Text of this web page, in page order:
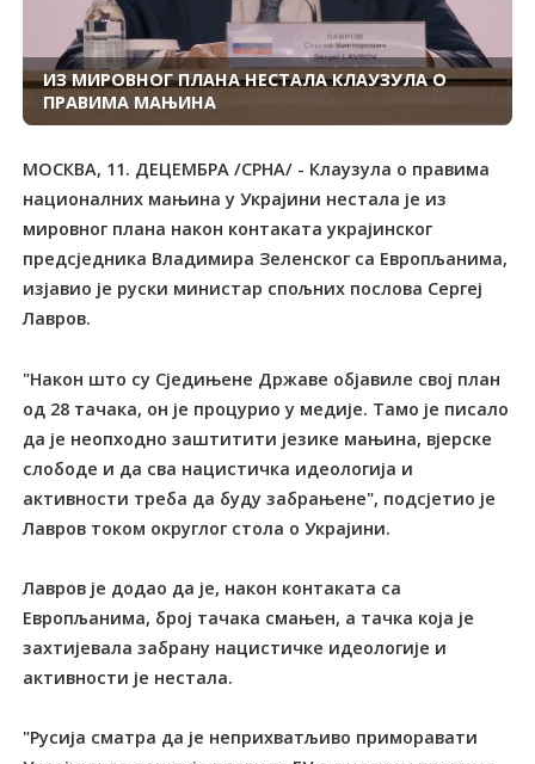
ИЗ МИРОВНОГ ПЛАНА НЕСТАЛА КЛАУЗУЛА О
ПРАВИМА МАЊИНА
МОСКВА, 11. ДЕЦЕМБРА /СРНА/ - Клаузула о правима
националних мањина у Украјини нестала је из
мировног плана након контаката украјинског
предсједника Владимира Зеленског са Европљанима,
изјавио је руски министар спољних послова Сергеј
Лавров.
"Након што су Сједињене Државе објавиле свој план
од 28 тачака, он је процурио у медије. Тамо је писало
да је неопходно заштитити језике мањина, вјерске
слободе и да сва нацистичка идеологија и
активности треба да буду забрањене", подсјетио је
Лавров током округлог стола о Украјини.
Лавров је додао да је, након контаката са
Европљанима, број тачака смањен, а тачка која је
захтијевала забрану нацистичке идеологије и
активности је нестала.
"Русија сматра да је неприхватљиво приморавати